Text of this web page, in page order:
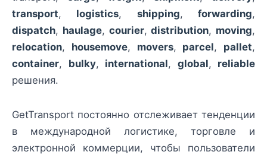
transport, logistics, shipping,forwarding,
dispatch, haulage, courier,distribution, moving,
relocation, housemove, movers, parcel, pallet,
container, bulky, international, global, reliable
решения.
GetTransport постоянно отслеживает тенденции
в международной логистике, торговле и
электронной коммерции, чтобы пользователи